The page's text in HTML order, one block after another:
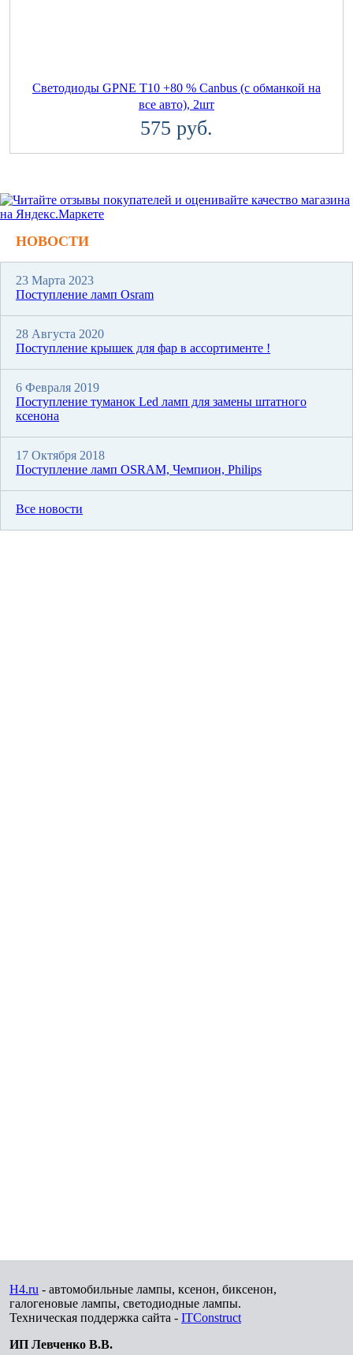
Светодиоды GPNE T10 +80 % Canbus (с обманкой на
все авто), 2шт
575 руб.
НОВОСТИ
23 Марта 2023
Поступление ламп Osram
28 Августа 2020
Поступление крышек для фар в ассортименте !
6 Февраля 2019
Поступление туманок Led ламп для замены штатного
ксенона
17 Октября 2018
Поступление ламп OSRAM, Чемпион, Philips
Все новости
H4.ru - автомобильные лампы, ксенон, биксенон,
галогеновые лампы, светодиодные лампы.
Техническая поддержка сайта - ITConstruct
ИП Левченко В.В.